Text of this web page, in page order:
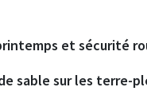
et sécurité
sable sur les terre-